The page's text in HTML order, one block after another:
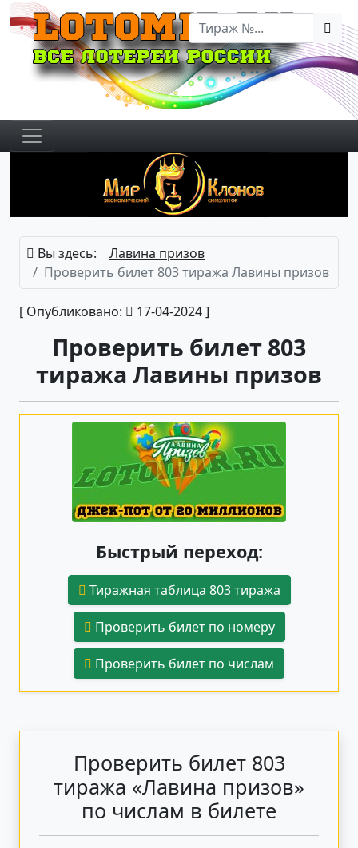
Вы здесь:
Лавина призов
Проверить билет 803 тиража Лавины призов
[ Опубликовано: 17-04-2024 ]
Проверить билет 803
тиража Лавины призов
Быстрый переход:
Тиражная таблица 803 тиража
Проверить билет по номеру
Проверить билет по числам
Проверить билет 803
тиража «Лавина призов»
по числам в билете